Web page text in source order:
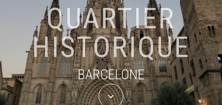
QUARTIER
HISTORIQUE
BARCELONE